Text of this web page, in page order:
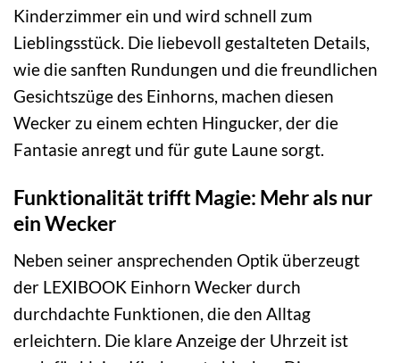
Kinderzimmer ein und wird schnell zum
Lieblingsstück. Die liebevoll gestalteten Details,
wie die sanften Rundungen und die freundlichen
Gesichtszüge des Einhorns, machen diesen
Wecker zu einem echten Hingucker, der die
Fantasie anregt und für gute Laune sorgt.
Funktionalität trifft Magie: Mehr als nur
ein Wecker
Neben seiner ansprechenden Optik überzeugt
der LEXIBOOK Einhorn Wecker durch
durchdachte Funktionen, die den Alltag
erleichtern. Die klare Anzeige der Uhrzeit ist